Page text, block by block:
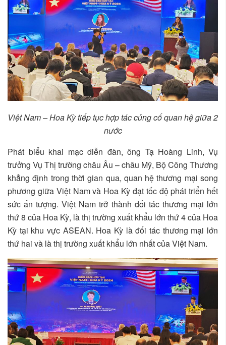
Việt Nam – Hoa Kỳ tiếp tục hợp tác củng cố quan hệ giữa 2
nước
Phát biểu khai mạc diễn đàn, ông Tạ Hoàng Linh, Vụ
trưởng Vụ Thị trường châu Âu – châu Mỹ, Bộ Công Thương
khẳng định trong thời gian qua, quan hệ thương mại song
phương giữa Việt Nam và Hoa Kỳ đạt tốc độ phát triển hết
sức ấn tượng. Việt Nam trở thành đối tác thương mại lớn
thứ 8 của Hoa Kỳ, là thị trường xuất khẩu lớn thứ 4 của Hoa
Kỳ tại khu vực ASEAN. Hoa Kỳ là đối tác thương mại lớn
thứ hai và là thị trường xuất khẩu lớn nhất của Việt Nam.